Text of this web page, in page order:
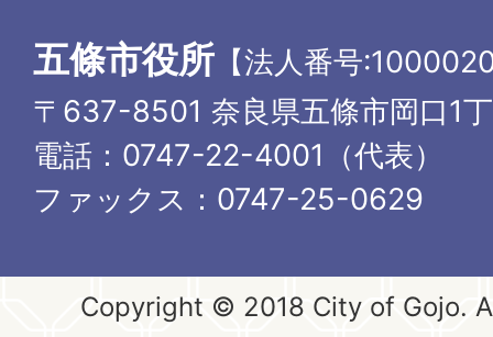
五條市役所 【法人番号
〒637-8501 奈良県五條市岡口1
電話：0747-22-4001（代表）
ファックス：0747-25-0629
Copyright © 2018 City of Gojo.